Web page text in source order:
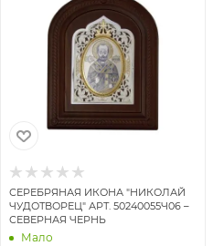
СЕРЕБРЯНАЯ ИКОНА "НИКОЛАЙ
ЧУДОТВОРЕЦ" АРТ. 50240055Ч06 –
СЕВЕРНАЯ ЧЕРНЬ
Мало